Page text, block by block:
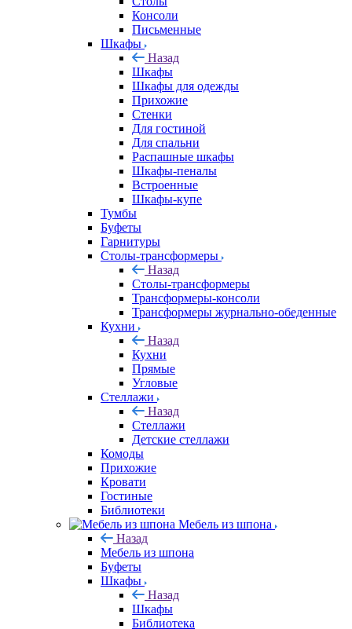
Консоли
Письменные
Шкафы
Назад
Шкафы
Шкафы для одежды
Прихожие
Стенки
Для гостиной
Для спальни
Распашные шкафы
Шкафы-пеналы
Встроенные
Шкафы-купе
Тумбы
Буфеты
Гарнитуры
Столы-трансформеры
Назад
Столы-трансформеры
Трансформеры-консоли
Трансформеры журнально-обеденные
Кухни
Назад
Кухни
Прямые
Угловые
Стеллажи
Назад
Стеллажи
Детские стеллажи
Комоды
Прихожие
Кровати
Гостиные
Библиотеки
Мебель из шпона
Назад
Мебель из шпона
Буфеты
Шкафы
Назад
Шкафы
Библиотека